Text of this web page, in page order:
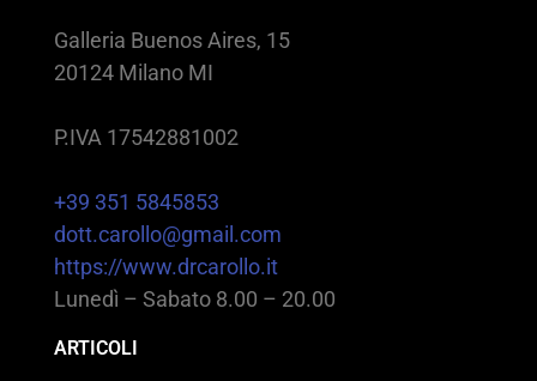
Galleria Buenos Aires, 15
20124 Milano MI
P.IVA 17542881002
+39 351 5845853
dott.carollo@gmail.com
https://www.drcarollo.it
Lunedì – Sabato 8.00 – 20.00
ARTICOLI